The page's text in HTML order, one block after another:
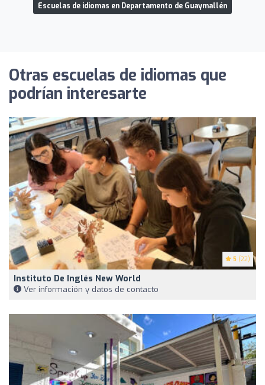
Escuelas de idiomas en Departamento de Guaymallén
Otras escuelas de idiomas que
podrían interesarte
5 (22)
Instituto De Inglés New World
Ver información y datos de contacto